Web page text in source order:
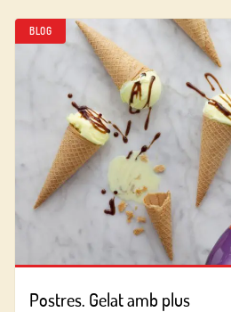
BLOG
Postres. Gelat amb plus